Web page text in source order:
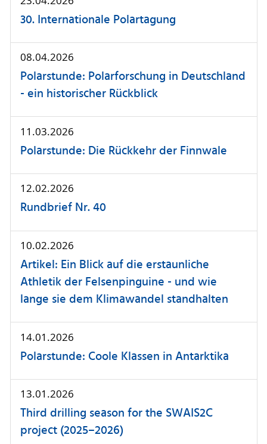
30. Internationale Polartagung
08.04.2026
Polarstunde: Polarforschung in Deutschland
- ein historischer Rückblick
11.03.2026
Polarstunde: Die Rückkehr der Finnwale
12.02.2026
Rundbrief Nr. 40
10.02.2026
Artikel: Ein Blick auf die erstaunliche
Athletik der Felsenpinguine - und wie
lange sie dem Klimawandel standhalten
14.01.2026
Polarstunde: Coole Klassen in Antarktika
13.01.2026
Third drilling season for the SWAIS2C
project (2025–2026)